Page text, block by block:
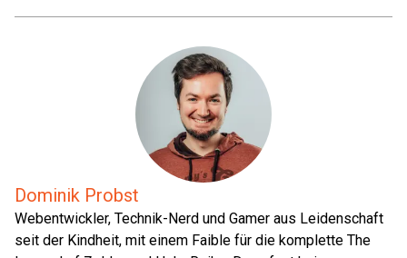
Dominik Probst
Webentwickler, Technik-Nerd und Gamer aus Leidenschaft
seit der Kindheit, mit einem Faible für die komplette The